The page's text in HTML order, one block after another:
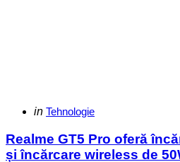
Categories
Posted
in Tehnologie
Realme GT5 Pro oferă
și încărcare wireless de